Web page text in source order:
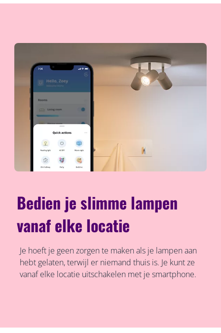
Bedien je slimme lampen
vanaf elke locatie
Je hoeft je geen zorgen te maken als je lampen aan
hebt gelaten, terwijl er niemand thuis is. Je kunt ze
vanaf elke locatie uitschakelen met je smartphone.